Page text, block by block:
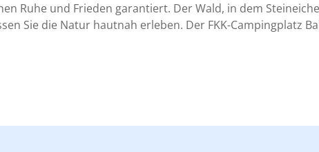
Ruhe und Frieden garantiert. Der Wald, in dem
Sie die Natur hautnah erleben. Der FKK-Campingplatz